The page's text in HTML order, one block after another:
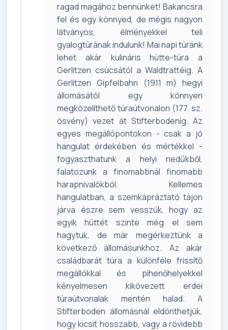
ragad magához bennünket! Bakancsra
fel és egy könnyed, de mégis nagyon
látványos, élményekkel teli
gyalogtúrának indulunk! Mai napi túránk
lehet akár kulináris hütte-túra a
Gerlitzen csúcsától a Waldtrattéig. A
Gerlitzen Gipfelbahn (1911 m) hegyi
állomásától egy könnyen
megközelíthető túraútvonalon (177. sz.
ösvény) vezet át Stifterbodenig. Az
egyes megállópontokon - csak a jó
hangulat érdekében és mértékkel -
fogyaszthatunk a helyi nedűkből,
falatozunk a finomabbnál finomabb
harapnivalókból. Kellemes
hangulatban, a szemkápráztató tájon
járva észre sem vesszük, hogy az
egyik hüttét szinte még el sem
hagytuk, de már megérkeztünk a
következő állomásunkhoz. Az akár
családbarát túra a különféle frissítő
megállókkal és pihenőhelyekkel
kényelmesen kikövezett erdei
túraútvonalak mentén halad. A
Stifterboden állomásnál eldönthetjük,
hogy kicsit hosszabb, vagy a rövidebb